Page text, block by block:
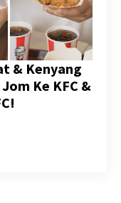
& Kenyang
Ke KFC &